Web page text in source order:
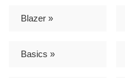
Blazer »
Basics »